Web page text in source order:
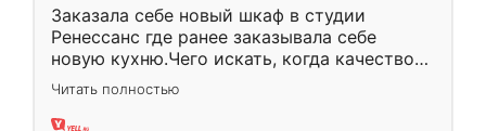
Заказала себе новый шкаф в студии
Ренессанс где ранее заказывала себе
новую кухню.Чего искать, когда качеством
вполне довольна. Служит кухня уже почти
два года, нареканий нет.
Читать полностью